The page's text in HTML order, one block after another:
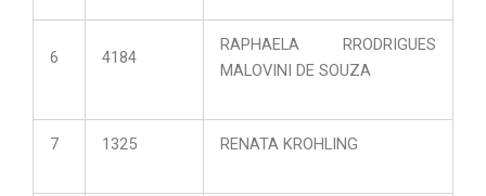
6 4184
RAPHAELA RRODRIGUES
MALOVINI DE SOUZA
7 1325 RENATA KROHLING